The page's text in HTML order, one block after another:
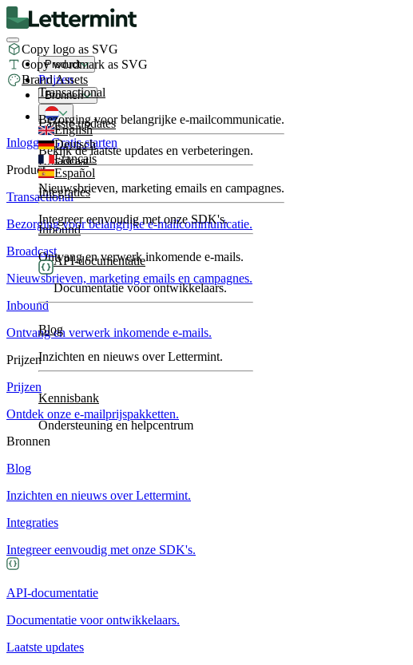
Copy logo as SVG
Copy wordmark as SVG
Brand Assets
Product
Transactional
Bezorging voor belangrijke e-mailcommunicatie.
Broadcast
Nieuwsbrieven, marketing emails en campagnes.
Inbound
Ontvang en verwerk inkomende e-mails.
Prijzen
Bronnen
Laatste updates
Bekijk de laatste updates en verbeteringen.
Integraties
Integreer eenvoudig met onze SDK's.
API-documentatie
Documentatie voor ontwikkelaars.
Blog
Inzichten en nieuws over Lettermint.
Kennisbank
Ondersteuning en helpcentrum
English
Deutsch
Français
Español
InloggenGratis starten
Product
Transactional
Bezorging voor belangrijke e-mailcommunicatie.
Broadcast
Nieuwsbrieven, marketing emails en campagnes.
Inbound
Ontvang en verwerk inkomende e-mails.
Prijzen
Prijzen
Ontdek onze e-mailprijspakketten.
Bronnen
Blog
Inzichten en nieuws over Lettermint.
Integraties
Integreer eenvoudig met onze SDK's.
API-documentatie
Documentatie voor ontwikkelaars.
Laatste updates